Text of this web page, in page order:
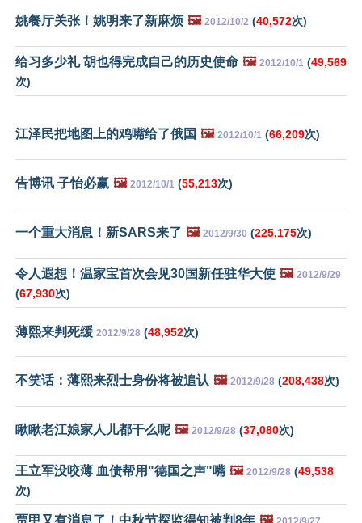
姚餐厅关张！姚明来了新麻烦 🖼️ 2012/10/2 (40,572次)
给习多少礼 胡也得完成自己的历史使命 🖼️ 2012/10/1 (49,569
次)
江泽民把地图上的鸡嘴给了俄国 🖼️ 2012/10/1 (66,209次)
告博讯 子怡必赢 🖼️ 2012/10/1 (55,213次)
一个重大消息！新SARS来了 🖼️ 2012/9/30 (225,175次)
令人遐想！温家宝首次会见30国新任驻华大使 🖼️ 2012/9/29
(67,930次)
薄熙来判死缓 2012/9/28 (48,952次)
不笑话：薄熙来烈士身份将被追认 🖼️ 2012/9/28 (208,438次)
瞅瞅老江娘家人儿都干么呢 🖼️ 2012/9/28 (37,080次)
王立军没咬薄 血债帮用"德国之声"嘴 🖼️ 2012/9/28 (49,538
次)
贾甲又有消息了！中秋节探监得知被判8年 🖼️